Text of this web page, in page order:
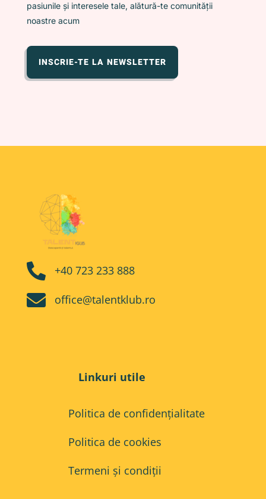
pasiunile și interesele tale, alătură-te comunității
noastre acum
INSCRIE-TE LA NEWSLETTER
 +40 723 233 888
 office@talentklub.ro
Linkuri utile
Politica de confidențialitate
Politica de cookies
Termeni și condiții